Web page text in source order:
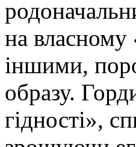
на власному
іншими,
образу.
гідності»,